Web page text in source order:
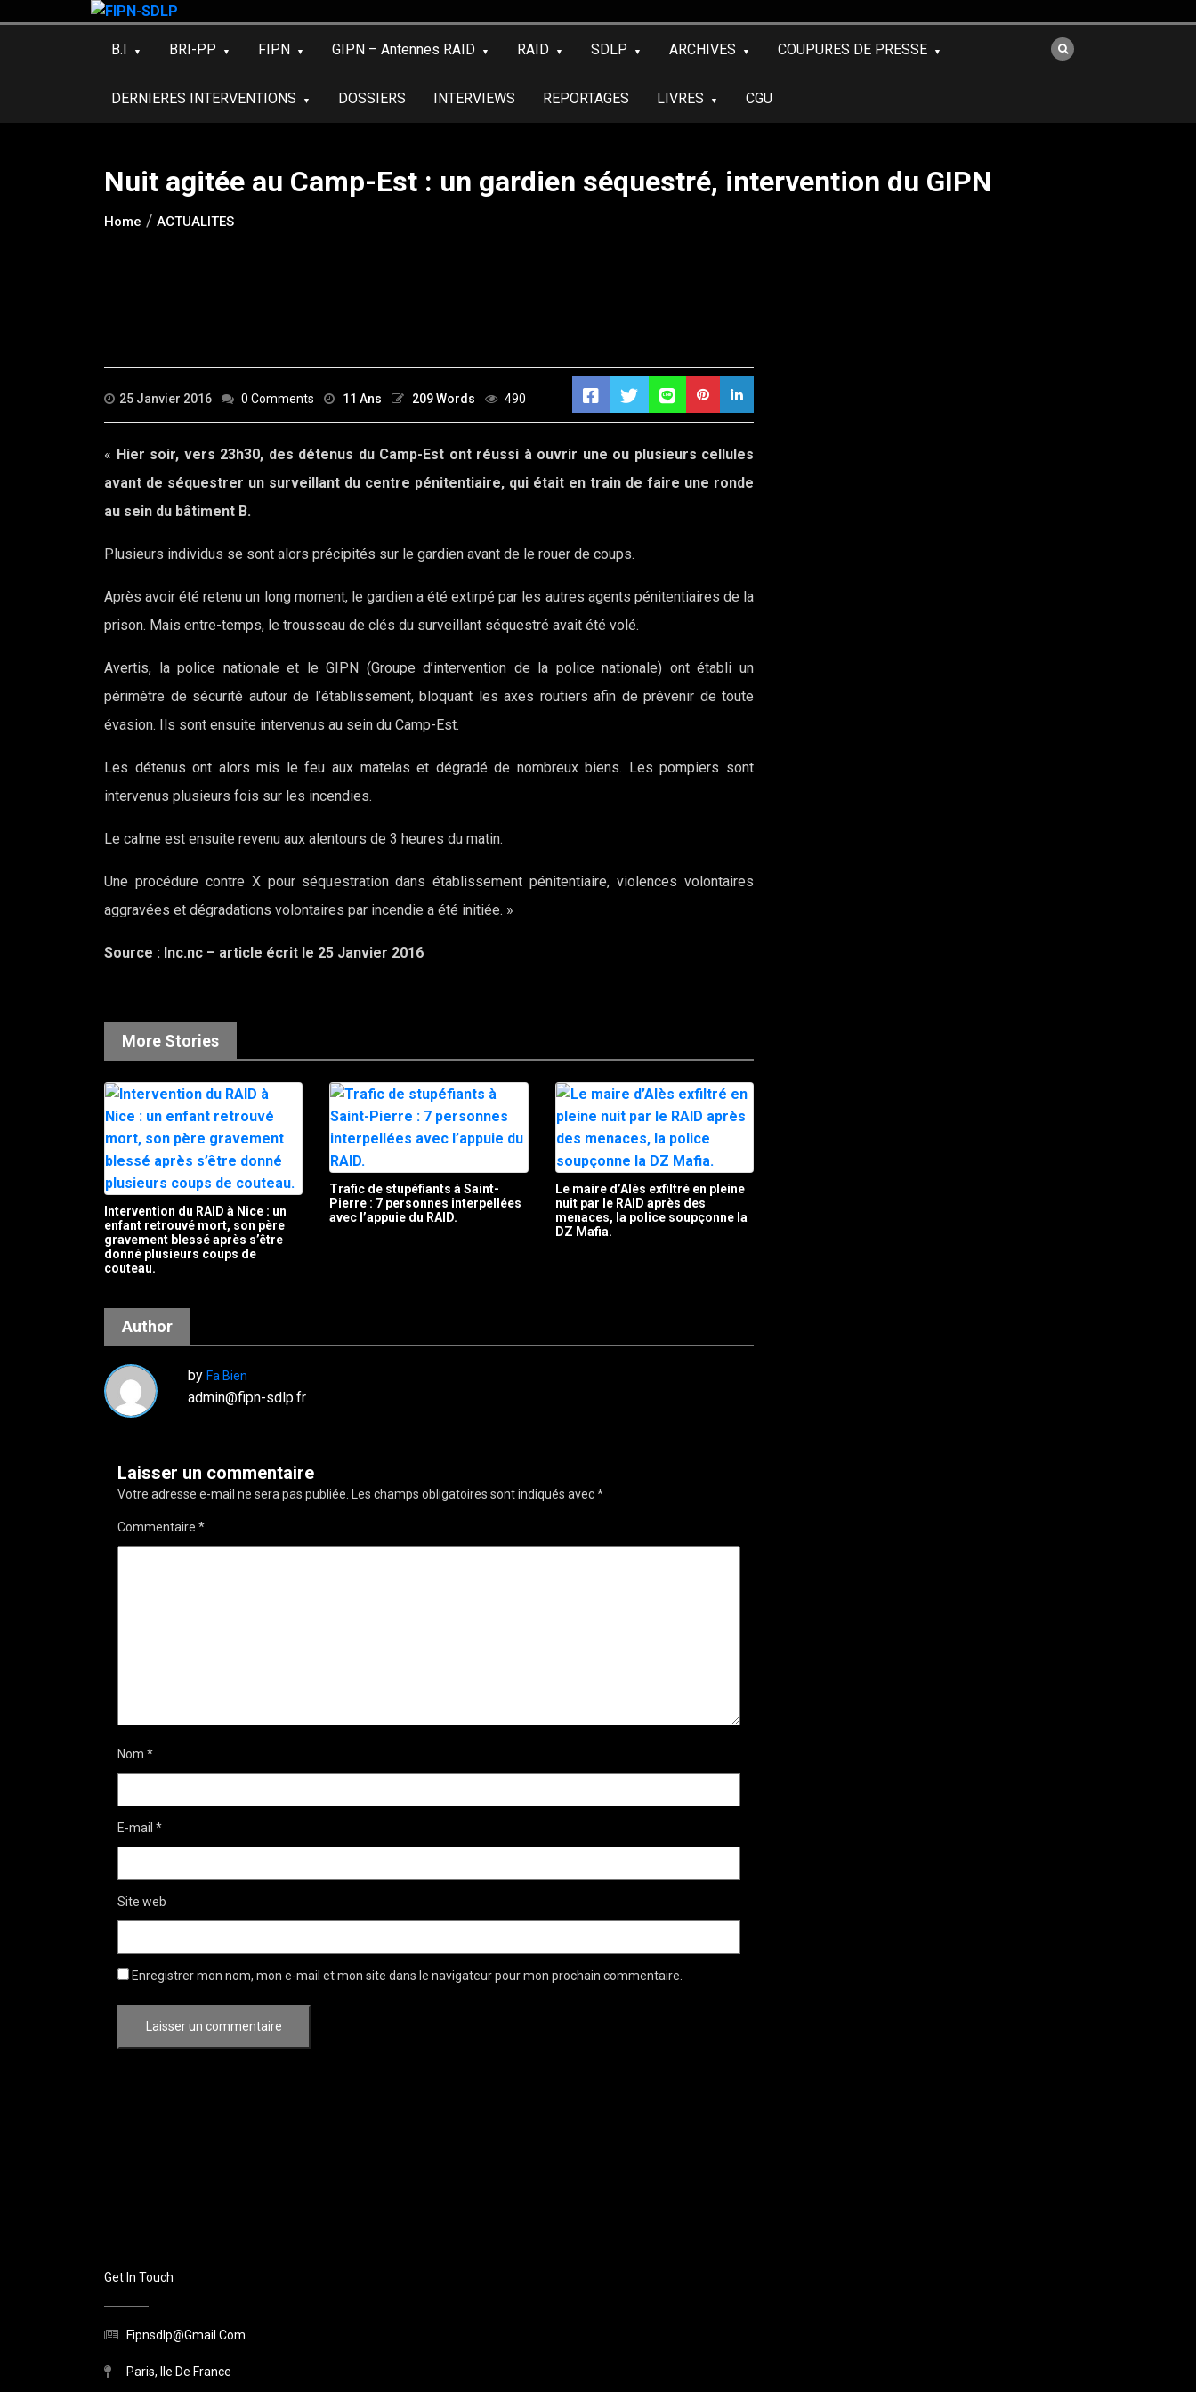
B.I BRI-PP FIPN GIPN – Antennes RAID RAID SDLP ARCHIVES COUPURES DE PRESSE
DERNIERES INTERVENTIONS DOSSIERS INTERVIEWS REPORTAGES LIVRES CGU
Nuit agitée au Camp-Est : un gardien séquestré, intervention du GIPN
Home ACTUALITES
25 Janvier 2016 0 Comments 11 Ans 209 Words 490
« Hier soir, vers 23h30, des détenus du Camp-Est ont réussi à ouvrir une ou plusieurs cellules
avant de séquestrer un surveillant du centre pénitentiaire, qui était en train de faire une ronde
au sein du bâtiment B.
Plusieurs individus se sont alors précipités sur le gardien avant de le rouer de coups.
Après avoir été retenu un long moment, le gardien a été extirpé par les autres agents pénitentiaires de la
prison. Mais entre-temps, le trousseau de clés du surveillant séquestré avait été volé.
Avertis, la police nationale et le GIPN (Groupe d’intervention de la police nationale) ont établi un
périmètre de sécurité autour de l’établissement, bloquant les axes routiers afin de prévenir de toute
évasion. Ils sont ensuite intervenus au sein du Camp-Est.
Les détenus ont alors mis le feu aux matelas et dégradé de nombreux biens. Les pompiers sont
intervenus plusieurs fois sur les incendies.
Le calme est ensuite revenu aux alentours de 3 heures du matin.
Une procédure contre X pour séquestration dans établissement pénitentiaire, violences volontaires
aggravées et dégradations volontaires par incendie a été initiée. »
Source : lnc.nc – article écrit le 25 Janvier 2016
More Stories
Intervention du RAID à Nice : un
enfant retrouvé mort, son père
gravement blessé après s’être
donné plusieurs coups de
couteau.
Trafic de stupéfiants à Saint-
Pierre : 7 personnes interpellées
avec l’appuie du RAID.
Le maire d’Alès exfiltré en pleine
nuit par le RAID après des
menaces, la police soupçonne la
DZ Mafia.
Author
by Fa Bien
admin@fipn-sdlp.fr
Laisser un commentaire
Votre adresse e-mail ne sera pas publiée. Les champs obligatoires sont indiqués avec*
Commentaire *
Nom *
E-mail *
Site web
Enregistrer mon nom, mon e-mail et mon site dans le navigateur pour mon prochain commentaire.
Get In Touch
Fipnsdlp@gmail.com
Paris, Ile De France